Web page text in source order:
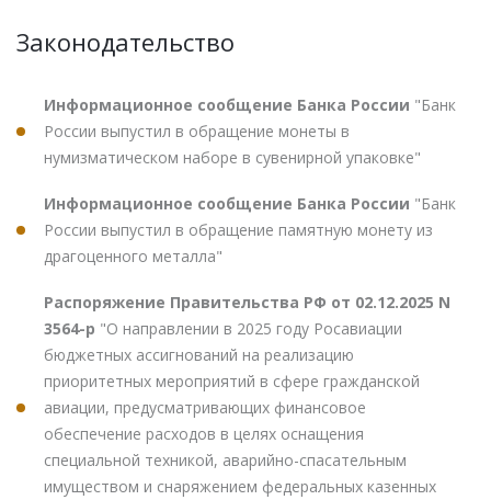
Законодательство
Информационное сообщение Банка России "Банк
России выпустил в обращение монеты в
нумизматическом наборе в сувенирной упаковке"
Информационное сообщение Банка России "Банк
России выпустил в обращение памятную монету из
драгоценного металла"
Распоряжение Правительства РФ от 02.12.2025 N
3564-р "О направлении в 2025 году Росавиации
бюджетных ассигнований на реализацию
приоритетных мероприятий в сфере гражданской
авиации, предусматривающих финансовое
обеспечение расходов в целях оснащения
специальной техникой, аварийно-спасательным
имуществом и снаряжением федеральных казенных